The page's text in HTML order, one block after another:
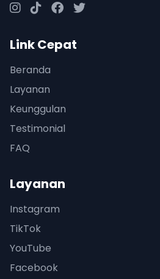
Link Cepat
Beranda
Layanan
Keunggulan
Testimonial
FAQ
Layanan
Instagram
TikTok
YouTube
Facebook